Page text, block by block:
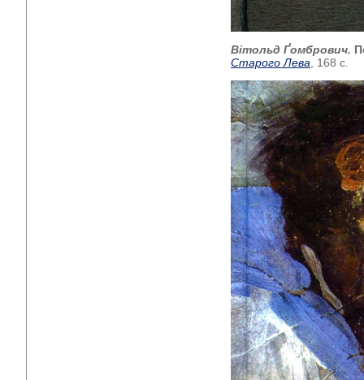
Вітольд Ґомбрович.
Старого Лева , 168 с.